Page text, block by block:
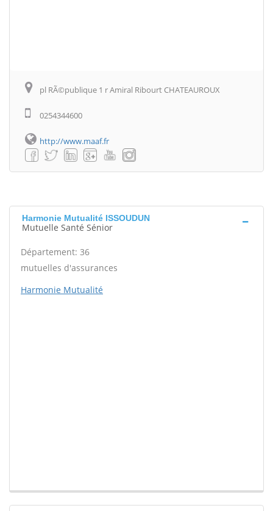
pl RÃ©publique 1 r Amiral Ribourt CHATEAUROUX
0254344600
http://www.maaf.fr
Harmonie Mutualité ISSOUDUN
Mutuelle Santé Sénior
Département: 36
mutuelles d'assurances
Harmonie Mutualité